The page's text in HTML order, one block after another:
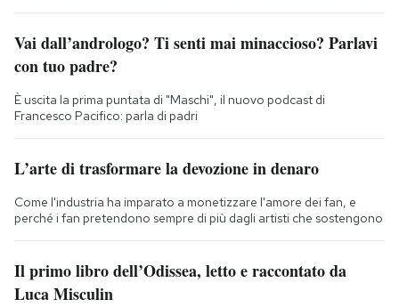
Vai dall’andrologo? Ti senti mai minaccioso? Parlavi
con tuo padre?
È uscita la prima puntata di "Maschi", il nuovo podcast di
Francesco Pacifico: parla di padri
L’arte di trasformare la devozione in denaro
Come l'industria ha imparato a monetizzare l'amore dei fan, e
perché i fan pretendono sempre di più dagli artisti che sostengono
Il primo libro dell’Odissea, letto e raccontato da
Luca Misculin